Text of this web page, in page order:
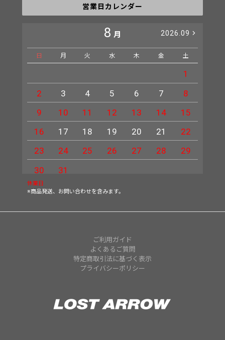
営業日カレンダー
8 月 2026.09
日 月 火 水 木 金 土
1
2
3 4 5 6 7
8
9
10 11 12 13 14
15
16
17 18 19 20 21
22
23
24 25 26 27 28
29
30
31
休業日
※商品発送、お問い合わせを含みます。
ご利用ガイド
よくあるご質問
特定商取引法に基づく表示
プライバシーポリシー